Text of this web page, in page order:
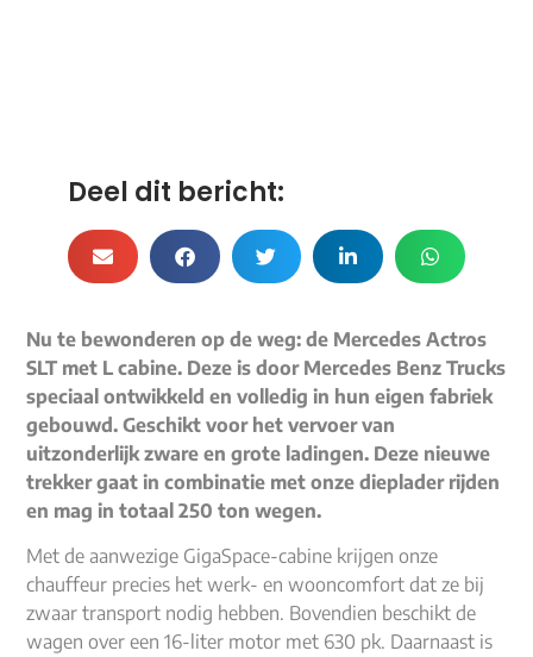
Nu te bewonderen op de weg: de Mercedes Actros
SLT met L cabine. Deze is door Mercedes Benz Trucks
speciaal ontwikkeld en volledig in hun eigen fabriek
gebouwd. Geschikt voor het vervoer van
uitzonderlijk zware en grote ladingen. Deze nieuwe
trekker gaat in combinatie met onze dieplader rijden
en mag in totaal 250 ton wegen.
Met de aanwezige GigaSpace-cabine krijgen onze
chauffeur precies het werk- en wooncomfort dat ze bij
zwaar transport nodig hebben. Bovendien beschikt de
wagen over een 16-liter motor met 630 pk. Daarnaast is
Deel dit bericht: